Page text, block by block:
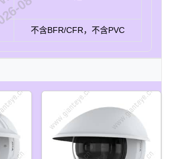
不含BFR/CFR，不含PVC